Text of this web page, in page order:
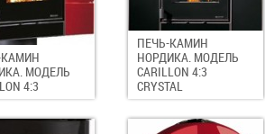
МОДЕЛЬ
4:3
ПЕЧЬ-КАМИН
НОРДИКА. МОДЕЛЬ
CARILLON 4:3
CRYSTAL